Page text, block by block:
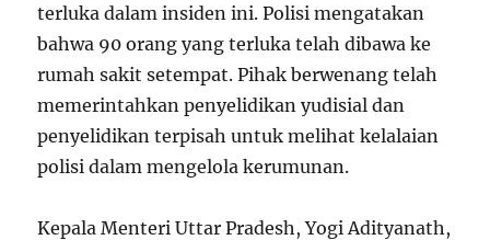
terluka dalam insiden ini. Polisi mengatakan
bahwa 90 orang yang terluka telah dibawa ke
rumah sakit setempat. Pihak berwenang telah
memerintahkan penyelidikan yudisial dan
penyelidikan terpisah untuk melihat kelalaian
polisi dalam mengelola kerumunan.
Kepala Menteri Uttar Pradesh, Yogi Adityanath,